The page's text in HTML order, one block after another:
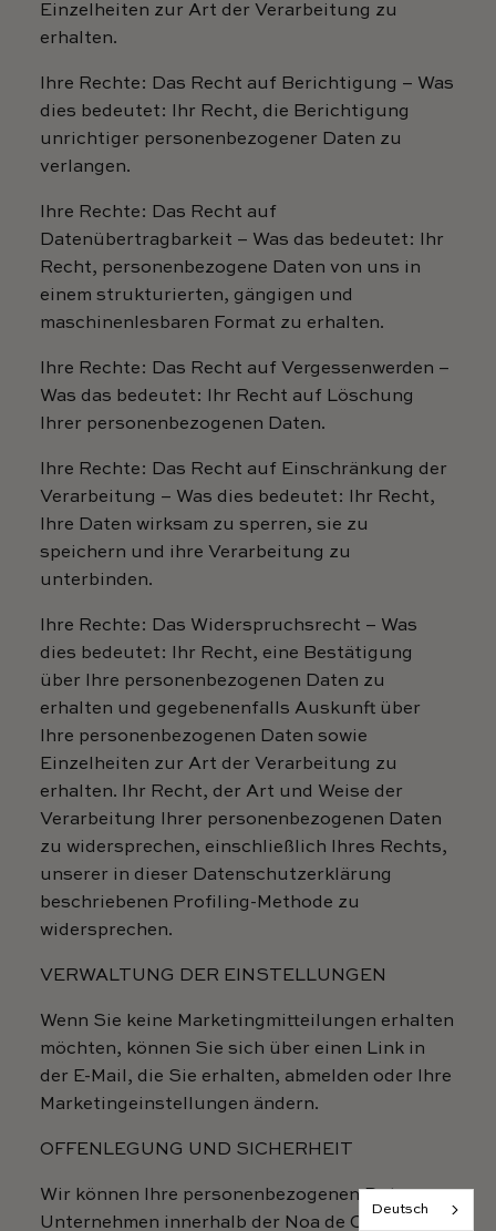
Einzelheiten zur Art der Verarbeitung zu
erhalten.
Ihre Rechte: Das Recht auf Berichtigung – Was
dies bedeutet: Ihr Recht, die Berichtigung
unrichtiger personenbezogener Daten zu
verlangen.
Ihre Rechte: Das Recht auf
Datenübertragbarkeit – Was das bedeutet: Ihr
Recht, personenbezogene Daten von uns in
einem strukturierten, gängigen und
maschinenlesbaren Format zu erhalten.
Ihre Rechte: Das Recht auf Vergessenwerden –
Was das bedeutet: Ihr Recht auf Löschung
Ihrer personenbezogenen Daten.
Ihre Rechte: Das Recht auf Einschränkung der
Verarbeitung – Was dies bedeutet: Ihr Recht,
Ihre Daten wirksam zu sperren, sie zu
speichern und ihre Verarbeitung zu
unterbinden.
Ihre Rechte: Das Widerspruchsrecht – Was
dies bedeutet: Ihr Recht, eine Bestätigung
über Ihre personenbezogenen Daten zu
erhalten und gegebenenfalls Auskunft über
Ihre personenbezogenen Daten sowie
Einzelheiten zur Art der Verarbeitung zu
erhalten. Ihr Recht, der Art und Weise der
Verarbeitung Ihrer personenbezogenen Daten
zu widersprechen, einschließlich Ihres Rechts,
unserer in dieser Datenschutzerklärung
beschriebenen Profiling-Methode zu
widersprechen.
VERWALTUNG DER EINSTELLUNGEN
Wenn Sie keine Marketingmitteilungen erhalten
möchten, können Sie sich über einen Link in
der E-Mail, die Sie erhalten, abmelden oder Ihre
Marketingeinstellungen ändern.
OFFENLEGUNG UND SICHERHEIT
Wir können Ihre personenbezogenen Daten an
Unternehmen innerhalb der Noa de Cajou-
Deutsch